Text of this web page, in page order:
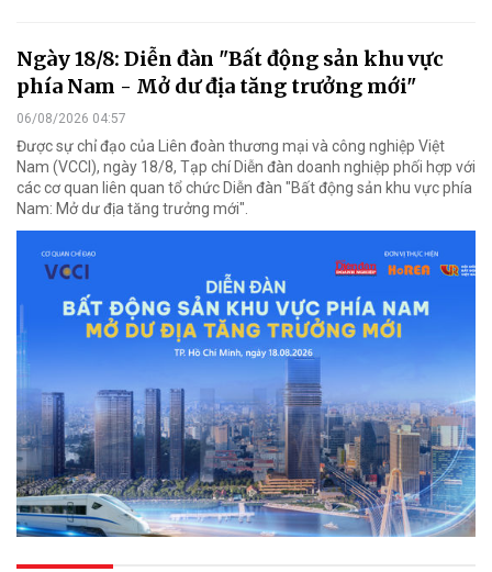
Ngày 18/8: Diễn đàn "Bất động sản khu vực
phía Nam - Mở dư địa tăng trưởng mới"
06/08/2026 04:57
Được sự chỉ đạo của Liên đoàn thương mại và công nghiệp Việt
Nam (VCCI), ngày 18/8, Tạp chí Diễn đàn doanh nghiệp phối hợp với
các cơ quan liên quan tổ chức Diễn đàn "Bất động sản khu vực phía
Nam: Mở dư địa tăng trưởng mới".